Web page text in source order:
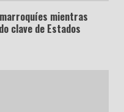
mientras
clave de Estados